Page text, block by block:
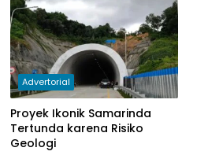
Advertorial
Proyek Ikonik Samarinda
Tertunda karena Risiko
Geologi